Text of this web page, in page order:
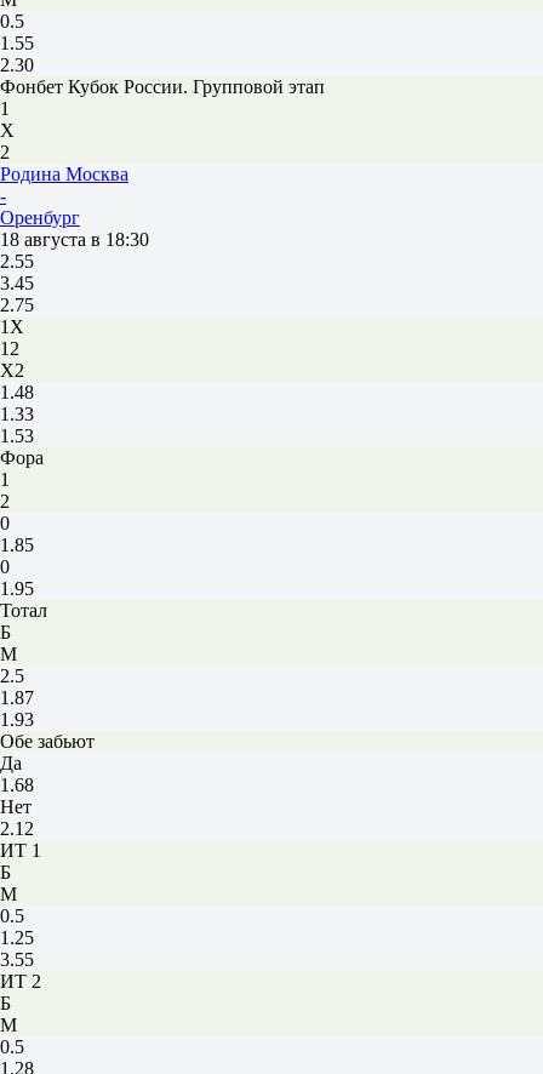
0.5
1.55
2.30
Фонбет Кубок России. Групповой этап
1
Х
2
Родина Москва
-
Оренбург
18 августа в 18:30
2.55
3.45
2.75
1X
12
X2
1.48
1.33
1.53
Фора
1
2
0
1.85
0
1.95
Тотал
Б
М
2.5
1.87
1.93
Обе забьют
Да
1.68
Нет
2.12
ИТ 1
Б
М
0.5
1.25
3.55
ИТ 2
Б
М
0.5
1.28